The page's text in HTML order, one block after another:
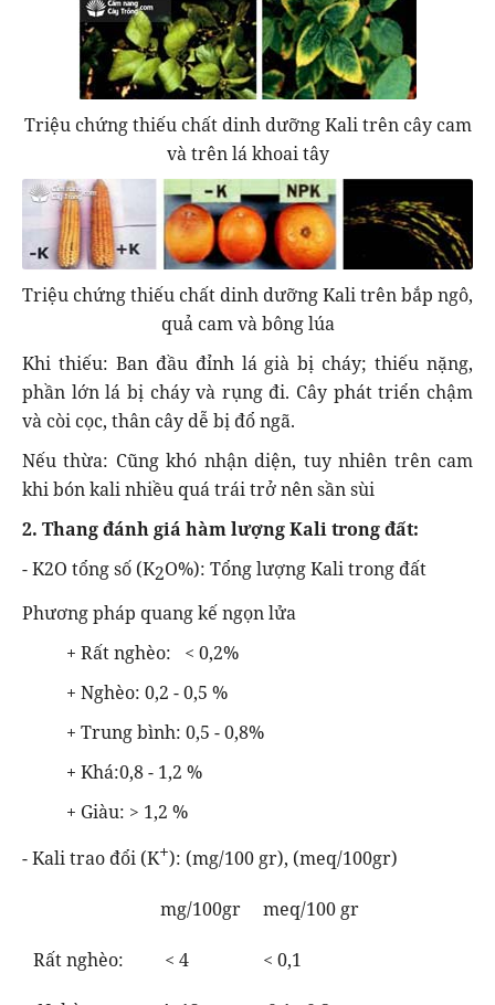
Triệu chứng thiếu chất dinh dưỡng Kali trên cây cam
và trên lá khoai tây
Triệu chứng thiếu chất dinh dưỡng Kali trên bắp ngô,
quả cam và bông lúa
Khi thiếu: Ban đầu đỉnh lá già bị cháy; thiếu nặng,
phần lớn lá bị cháy và rụng đi. Cây phát triển chậm
và còi cọc, thân cây dễ bị đổ ngã.
Nếu thừa: Cũng khó nhận diện, tuy nhiên trên cam
khi bón kali nhiều quá trái trở nên sần sùi
2. Thang đánh giá hàm lượng Kali trong đất:
- K2O tổng số (K2O%): Tổng lượng Kali trong đất
Phương pháp quang kế ngọn lửa
+ Rất nghèo: < 0,2%
+ Nghèo: 0,2 - 0,5 %
+ Trung bình: 0,5 - 0,8%
+ Khá:0,8 - 1,2 %
+ Giàu: > 1,2 %
- Kali trao đổi (K+): (mg/100 gr), (meq/100gr)
mg/100gr meq/100 gr
Rất nghèo: < 4 < 0,1